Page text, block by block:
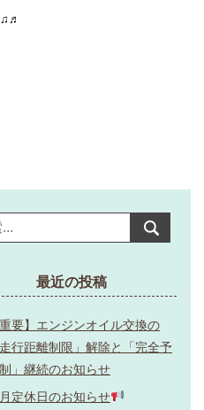
最近の投稿
重要】エンジンオイル交換の
走行距離制限」解除と「完全予
」継続のお知らせ
定休日のお知らせ